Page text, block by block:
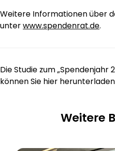
Weitere Informationen über
unterwww.spendenrat.de.
Die Studie zum „Spendenjahr
können Sie hier
Weitere